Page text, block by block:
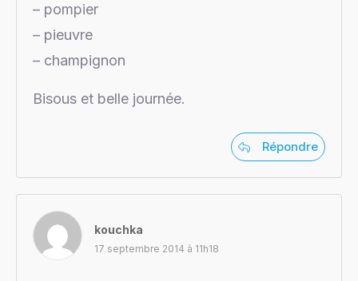
– pompier
– pieuvre
– champignon
Bisous et belle journée.
Répondre
kouchka
17 septembre 2014 à 11h18